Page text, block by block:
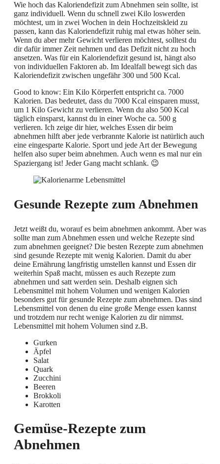
Wie hoch das Kaloriendefizit zum Abnehmen sein sollte, ist
ganz individuell. Wenn du schnell zwei Kilo loswerden
möchtest, um in zwei Wochen in dein Hochzeitskleid zu
passen, kann das Kaloriendefizit ruhig mal etwas höher sein.
Wenn du aber mehr Gewicht verlieren möchtest, solltest du
dir dafür immer Zeit nehmen und das Defizit nicht zu hoch
ansetzen. Was für ein Kaloriendefizit gesund ist, hängt also
von individuellen Faktoren ab. Im Idealfall bewegt sich das
Kaloriendefizit zwischen ungefähr 300 und 500 Kcal.
Good to know: Ein Kilo Körperfett entspricht ca. 7000
Kalorien. Das bedeutet, dass du 7000 Kcal einsparen musst,
um 1 Kilo Gewicht zu verlieren. Wenn du also 500 Kcal
täglich einsparst, kannst du in einer Woche ca. 500 g
verlieren. Ich zeige dir hier, welches Essen dir beim
abnehmen hilft aber jede verbrannte Kalorie ist natürlich auch
eine eingesparte Kalorie. Sport und jede Art der Bewegung
helfen also super beim abnehmen. Auch wenn es mal nur ein
Spaziergang ist! Jeder Gang macht schlank. 😉
Gesunde Rezepte zum Abnehmen
Jetzt weißt du, worauf es beim abnehmen ankommt. Aber was
sollte man zum Abnehmen essen und welche Rezepte sind
zum abnehmen geeignet? Die besten Rezepte zum abnehmen
sind gesunde Rezepte mit wenig Kalorien. Damit du aber
deine Ernährung langfristig umstellen kannst und Essen dir
weiterhin Spaß macht, müssen es auch Rezepte zum
abnehmen und satt werden sein. Deshalb eignen sich
Lebensmittel mit hohem Volumen und wenigen Kalorien
besonders gut für gesunde Rezepte zum abnehmen. Das sind
Lebensmittel von denen du eine große Menge essen kannst
und trotzdem nur recht wenige Kalorien zu dir nimmst.
Lebensmittel mit hohem Volumen sind z.B.
Gurken
Äpfel
Salat
Quark
Zucchini
Beeren
Brokkoli
Karotten
Gemüse-Rezepte zum
Abnehmen